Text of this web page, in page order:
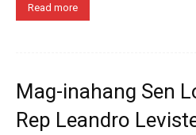
Read more
Mag-inahang Sen
Rep Leandro